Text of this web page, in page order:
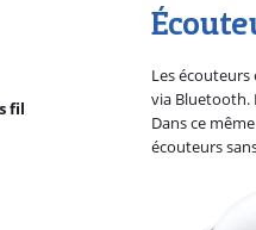
fil
Les
via Bluetooth.
Dans ce
écouteurs